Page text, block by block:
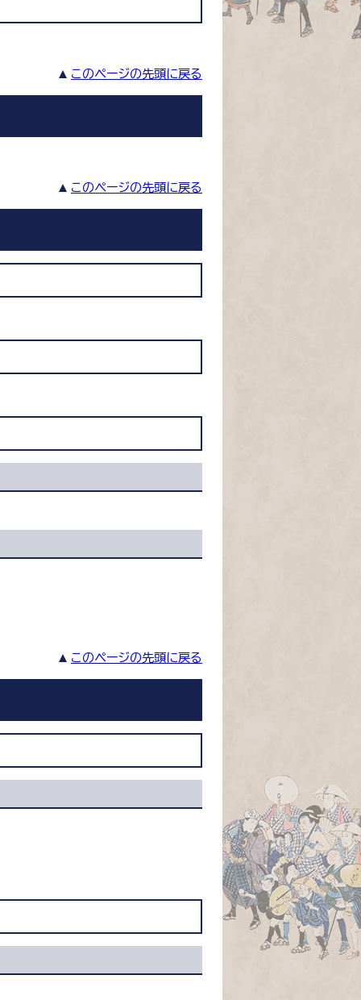
このページの先頭に戻る
このページの先頭に戻る
このページの先頭に戻る